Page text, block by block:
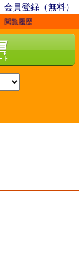
会員登録（無料）